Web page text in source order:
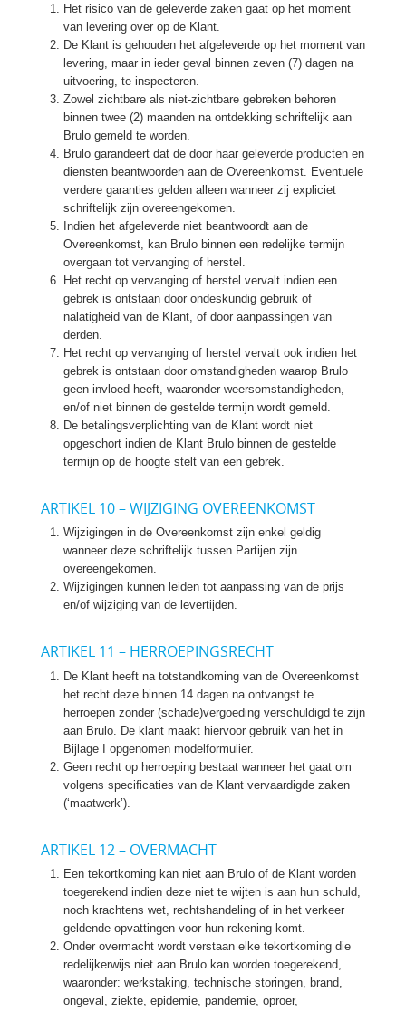
Het risico van de geleverde zaken gaat op het moment
van levering over op de Klant.
De Klant is gehouden het afgeleverde op het moment van
levering, maar in ieder geval binnen zeven (7) dagen na
uitvoering, te inspecteren.
Zowel zichtbare als niet-zichtbare gebreken behoren
binnen twee (2) maanden na ontdekking schriftelijk aan
Brulo gemeld te worden.
Brulo garandeert dat de door haar geleverde producten en
diensten beantwoorden aan de Overeenkomst. Eventuele
verdere garanties gelden alleen wanneer zij expliciet
schriftelijk zijn overeengekomen.
Indien het afgeleverde niet beantwoordt aan de
Overeenkomst, kan Brulo binnen een redelijke termijn
overgaan tot vervanging of herstel.
Het recht op vervanging of herstel vervalt indien een
gebrek is ontstaan door ondeskundig gebruik of
nalatigheid van de Klant, of door aanpassingen van
derden.
Het recht op vervanging of herstel vervalt ook indien het
gebrek is ontstaan door omstandigheden waarop Brulo
geen invloed heeft, waaronder weersomstandigheden,
en/of niet binnen de gestelde termijn wordt gemeld.
De betalingsverplichting van de Klant wordt niet
opgeschort indien de Klant Brulo binnen de gestelde
termijn op de hoogte stelt van een gebrek.
ARTIKEL 10 – WIJZIGING OVEREENKOMST
Wijzigingen in de Overeenkomst zijn enkel geldig
wanneer deze schriftelijk tussen Partijen zijn
overeengekomen.
Wijzigingen kunnen leiden tot aanpassing van de prijs
en/of wijziging van de levertijden.
ARTIKEL 11 – HERROEPINGSRECHT
De Klant heeft na totstandkoming van de Overeenkomst
het recht deze binnen 14 dagen na ontvangst te
herroepen zonder (schade)vergoeding verschuldigd te zijn
aan Brulo. De klant maakt hiervoor gebruik van het in
Bijlage I opgenomen modelformulier.
Geen recht op herroeping bestaat wanneer het gaat om
volgens specificaties van de Klant vervaardigde zaken
(‘maatwerk’).
ARTIKEL 12 – OVERMACHT
Een tekortkoming kan niet aan Brulo of de Klant worden
toegerekend indien deze niet te wijten is aan hun schuld,
noch krachtens wet, rechtshandeling of in het verkeer
geldende opvattingen voor hun rekening komt.
Onder overmacht wordt verstaan elke tekortkoming die
redelijkerwijs niet aan Brulo kan worden toegerekend,
waaronder: werkstaking, technische storingen, brand,
ongeval, ziekte, epidemie, pandemie, oproer,